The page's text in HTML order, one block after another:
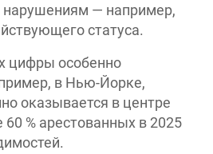
— например,
статуса.
цифры особенно
в Нью-Йорке,
оказывается в центре
60 % арестованных в 2025